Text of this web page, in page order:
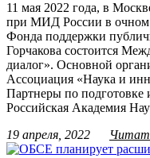
11 мая 2022 года, в
при МИД России в очном
Фонда поддержки
Горчакова состоится
диалог». Основной
Ассоциация «Наука и
Партнеры по
Российская Академия
19 апреля, 2022